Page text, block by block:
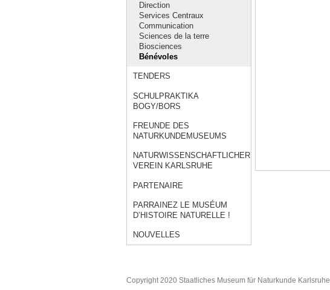
Direction
Services Centraux
Communication
Sciences de la terre
Biosciences
Bénévoles
TENDERS
SCHULPRAKTIKA
BOGY/BORS
FREUNDE DES
NATURKUNDEMUSEUMS
NATURWISSENSCHAFTLICHER
VEREIN KARLSRUHE
PARTENAIRE
PARRAINEZ LE MUSÉUM
D’HISTOIRE NATURELLE !
NOUVELLES
Copyright 2020 Staatliches Museum für Naturkunde Karlsruhe